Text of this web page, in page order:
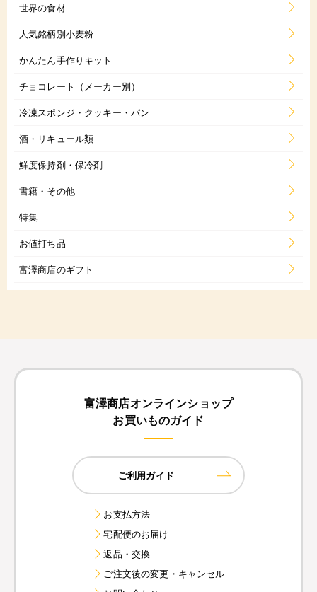
世界の食材
人気銘柄別小麦粉
かんたん手作りキット
チョコレート（メーカー別）
冷凍スポンジ・クッキー・パン
酒・リキュール類
鮮度保持剤・保冷剤
書籍・その他
特集
お値打ち品
富澤商店のギフト
富澤商店オンラインショップ
お買いものガイド
ご利用ガイド
お支払方法
宅配便のお届け
返品・交換
ご注文後の変更・キャンセル